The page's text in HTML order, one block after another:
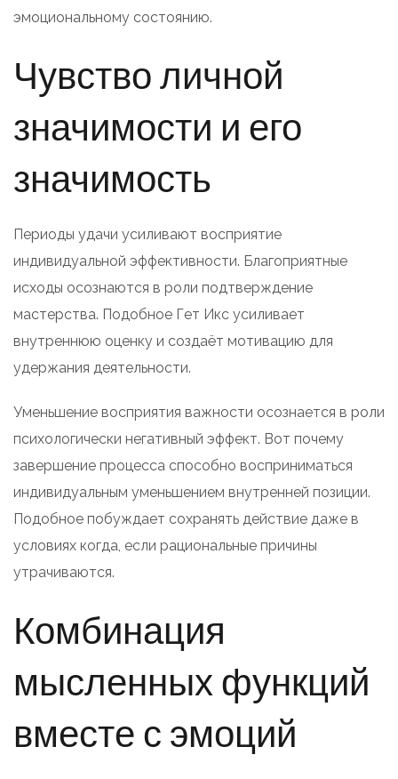
эмоциональному состоянию.
Чувство личной
значимости и его
значимость
Периоды удачи усиливают восприятие
индивидуальной эффективности. Благоприятные
исходы осознаются в роли подтверждение
мастерства. Подобное Гет Икс усиливает
внутреннюю оценку и создаёт мотивацию для
удержания деятельности.
Уменьшение восприятия важности осознается в роли
психологически негативный эффект. Вот почему
завершение процесса способно восприниматься
индивидуальным уменьшением внутренней позиции.
Подобное побуждает сохранять действие даже в
условиях когда, если рациональные причины
утрачиваются.
Комбинация
мысленных функций
вместе с эмоций